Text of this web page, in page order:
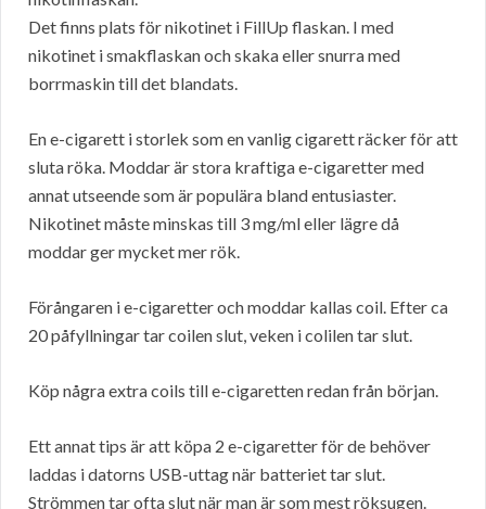
Det finns plats för nikotinet i FillUp flaskan. I med
nikotinet i smakflaskan och skaka eller snurra med
borrmaskin till det blandats.
En e-cigarett i storlek som en vanlig cigarett räcker för att
sluta röka. Moddar är stora kraftiga e-cigaretter med
annat utseende som är populära bland entusiaster.
Nikotinet måste minskas till 3 mg/ml eller lägre då
moddar ger mycket mer rök.
Förångaren i e-cigaretter och moddar kallas coil. Efter ca
20 påfyllningar tar coilen slut, veken i colilen tar slut.
Köp några extra coils till e-cigaretten redan från början.
Ett annat tips är att köpa 2 e-cigaretter för de behöver
laddas i datorns USB-uttag när batteriet tar slut.
Strömmen tar ofta slut när man är som mest röksugen.